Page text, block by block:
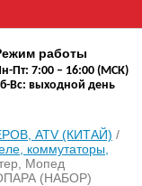
работы
Пт: 7:00 – 16:00 (МСК)
Вс: выходной день
ATV (КИТАЙ) /
коммутаторы,
Мопед
(НАБОР)